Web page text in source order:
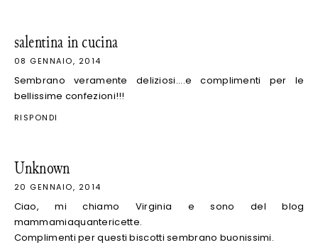
salentina in cucina
08 GENNAIO, 2014
Sembrano veramente deliziosi....e complimenti per le
bellissime confezioni!!!
RISPONDI
Unknown
20 GENNAIO, 2014
Ciao, mi chiamo Virginia e sono del blog
mammamiaquantericette.
Complimenti per questi biscotti sembrano buonissimi.